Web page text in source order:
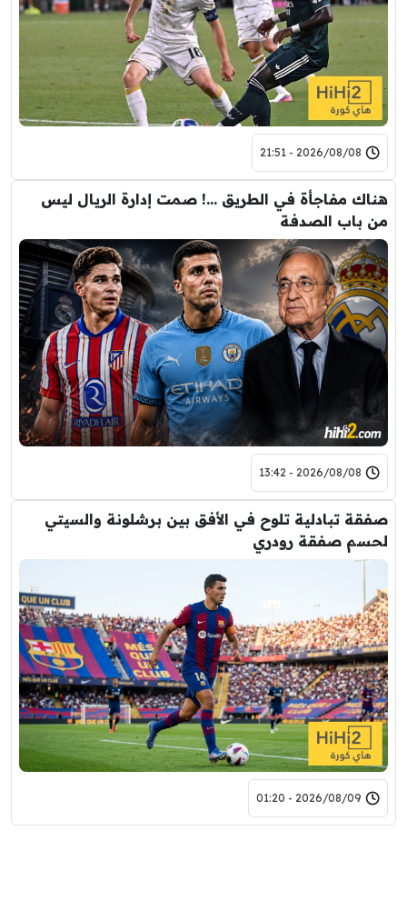
2026/08/08 - 21:51
هناك مفاجأة في الطريق …! صمت إدارة الريال ليس
من باب الصدفة
2026/08/08 - 13:42
صفقة تبادلية تلوح في الأفق بين برشلونة والسيتي
لحسم صفقة رودري
2026/08/09 - 01:20